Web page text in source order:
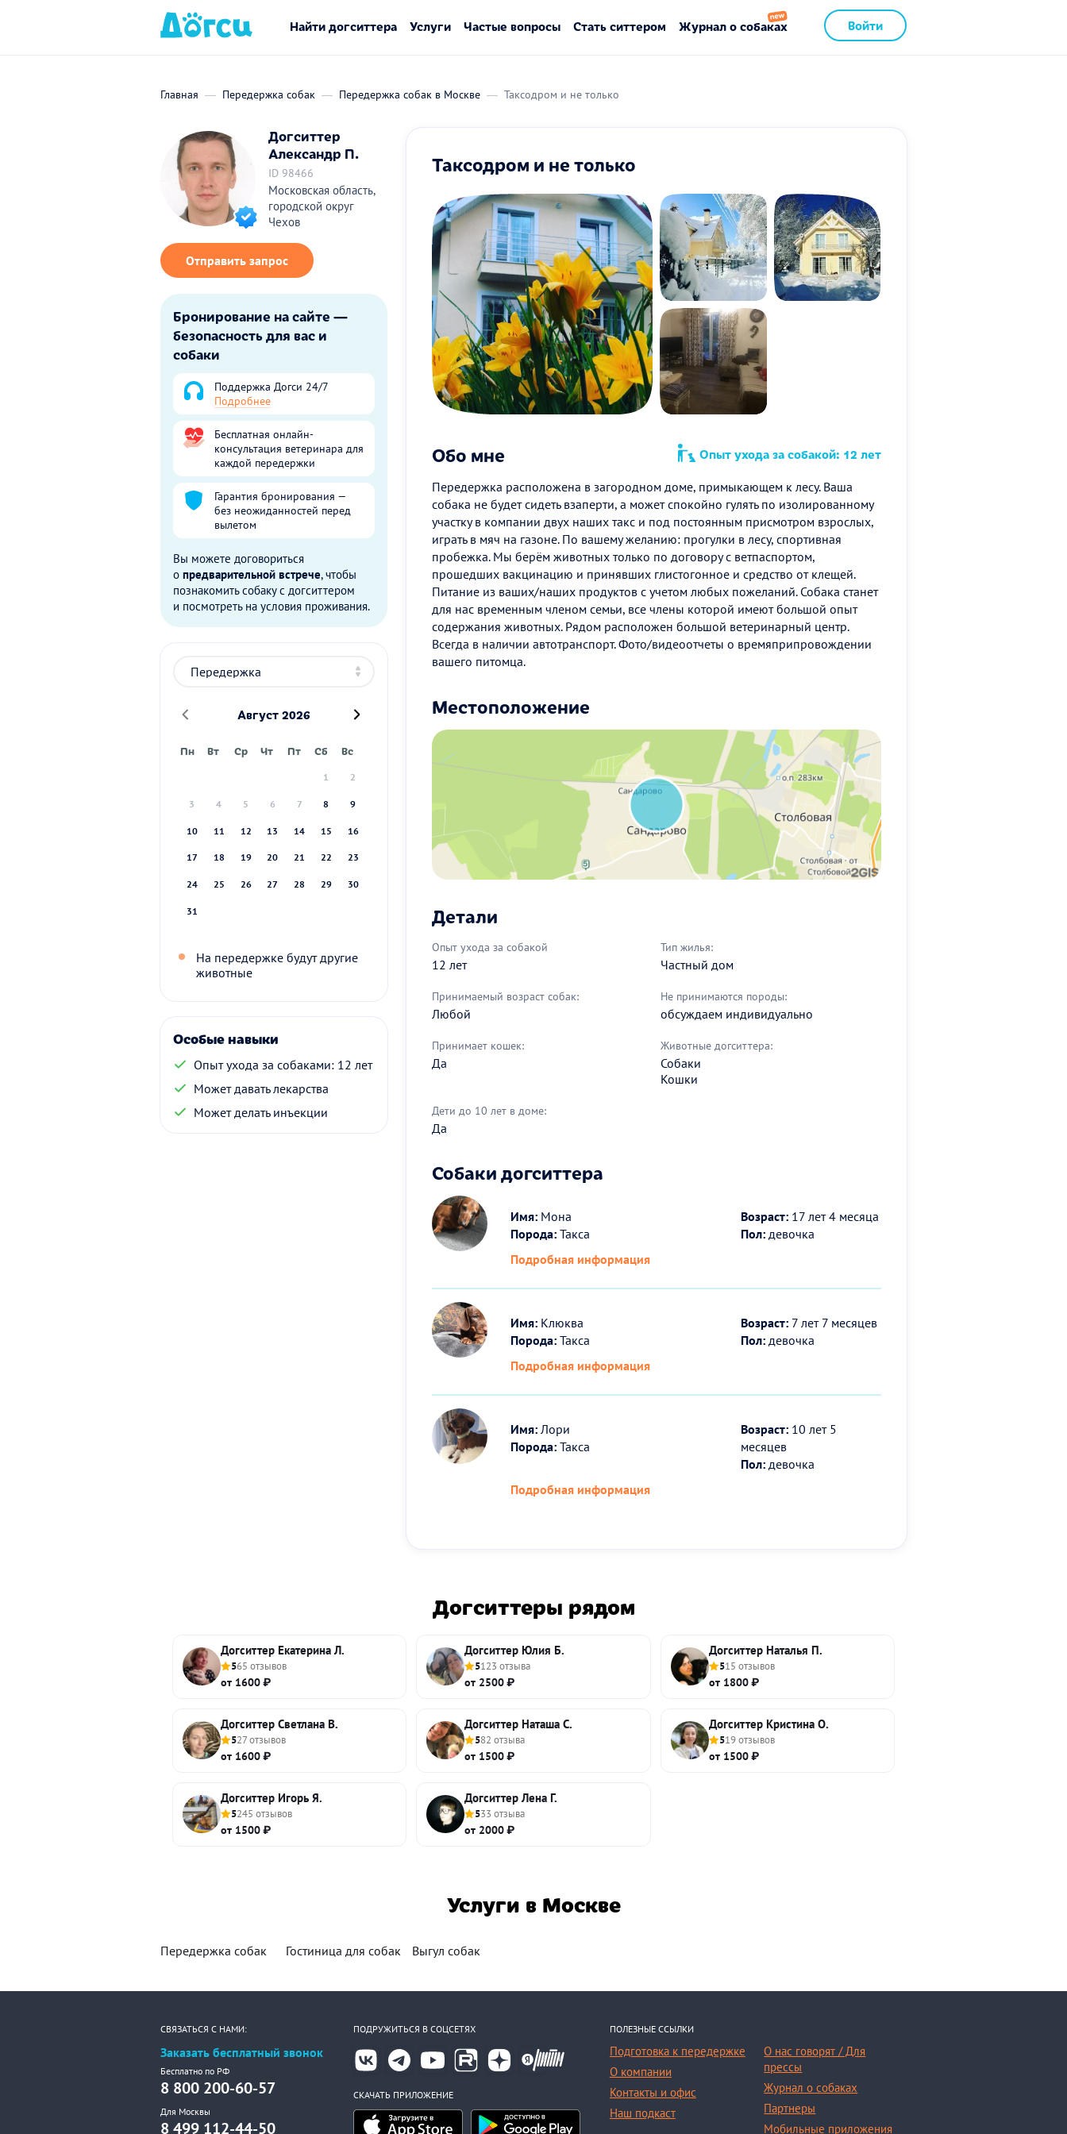
Войти
Найти догситтера Услуги Частые вопросы Стать ситтером Журнал о собаках
Главная Передержка собак Передержка собак в Москве Таксодром и не только
Догситтер
Александр П.
ID 98466
Московская область,
городской округ
Чехов
Отправить запрос
Бронирование на сайте —
безопасность для вас и
собаки
Поддержка Догси 24/7
Подробнее
Бесплатная онлайн-
консультация ветеринара для
каждой передержки
Гарантия бронирования —
без неожиданностей перед
вылетом
Вы можете договориться
о предварительной встрече, чтобы
познакомить собаку с догситтером
и посмотреть на условия проживания.
Август 2026
Пн Вт Ср Чт Пт Сб Вс
1 2
3 4 5 6 7 8 9
10 11 12 13 14 15 16
17 18 19 20 21 22 23
24 25 26 27 28 29 30
31
На передержке будут другие
животные
Особые навыки
Опыт ухода за собаками: 12 лет
Может давать лекарства
Может делать инъекции
Таксодром и не только
Обо мне Опыт ухода за собакой: 12 лет
Передержка расположена в загородном доме, примыкающем к лесу. Ваша
собака не будет сидеть взаперти, а может спокойно гулять по изолированному
участку в компании двух наших такс и под постоянным присмотром взрослых,
играть в мяч на газоне. По вашему желанию: прогулки в лесу, спортивная
пробежка. Мы берём животных только по договору с ветпаспортом,
прошедших вакцинацию и принявших глистогонное и средство от клещей.
Питание из ваших/наших продуктов с учетом любых пожеланий. Собака станет
для нас временным членом семьи, все члены которой имеют большой опыт
содержания животных. Рядом расположен большой ветеринарный центр.
Всегда в наличии автотранспорт. Фото/видеоотчеты о времяприпровождении
вашего питомца.
Местоположение
Детали
Опыт ухода за собакой
12 лет
Тип жилья:
Частный дом
Принимаемый возраст собак:
Любой
Не принимаются породы:
обсуждаем индивидуально
Принимает кошек:
Да
Животные догситтера:
Собаки
Кошки
Дети до 10 лет в доме:
Да
Собаки догситтера
Имя: Мона
Порода: Такса
Возраст: 17 лет 4 месяца
Пол: девочка
Подробная информация
Имя: Клюква
Порода: Такса
Возраст: 7 лет 7 месяцев
Пол: девочка
Подробная информация
Имя: Лори
Порода: Такса
Возраст: 10 лет 5
месяцев
Пол: девочка
Подробная информация
Догситтеры рядом
Догситтер Екатерина Л.
565 отзывов
от 1600 ₽
Догситтер Юлия Б.
5123 отзыва
от 2500 ₽
Догситтер Наталья П.
515 отзывов
от 1800 ₽
Догситтер Светлана В.
527 отзывов
от 1600 ₽
Догситтер Наташа С.
582 отзыва
от 1500 ₽
Догситтер Кристина О.
519 отзывов
от 1500 ₽
Догситтер Игорь Я.
5245 отзывов
от 1500 ₽
Догситтер Лена Г.
533 отзыва
от 2000 ₽
Услуги в Москве
Передержка собак Гостиница для собак Выгул собак
СВЯЗАТЬСЯ С НАМИ:
Заказать бесплатный звонок
Бесплатно по РФ
8 800 200-60-57
Для Москвы
8 499 112-44-50
ПОДРУЖИТЬСЯ В СОЦСЕТЯХ
СКАЧАТЬ ПРИЛОЖЕНИЕ
ПОЛЕЗНЫЕ ССЫЛКИ
Подготовка к передержке
О компании
Контакты и офис
Наш подкаст
О нас говорят / Для
прессы
Журнал о собаках
Партнеры
Мобильные приложения